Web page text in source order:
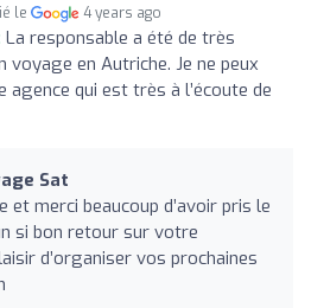
le 4 years ago
La responsable a été de très
voyage en Autriche. Je ne peux
agence qui est très à l’écoute de
Sat
et merci beaucoup d’avoir pris le
si bon retour sur votre
d’organiser vos prochaines